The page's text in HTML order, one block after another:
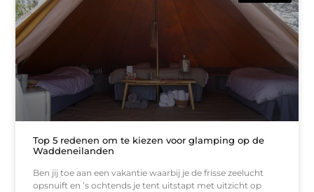
Top 5 redenen om te kiezen voor glamping op de
Waddeneilanden
Ben jij toe aan een vakantie waarbij je de frisse zeelucht
opsnuift en ’s ochtends je tent uitstapt met uitzicht op